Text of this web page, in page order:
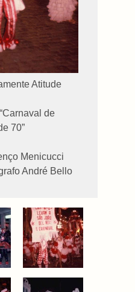
Atitude
de
70”
Menicucci
André Bello